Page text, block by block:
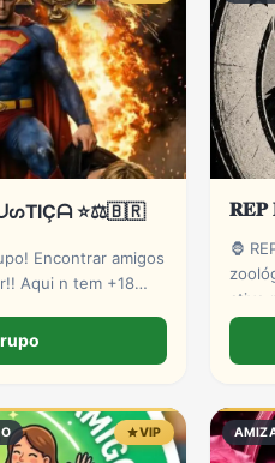
⭐⚖️🇧🇷
Encontrar amigos
Aqui n tem +18
𝐑𝐄𝐏
🦍
ativo
VIP